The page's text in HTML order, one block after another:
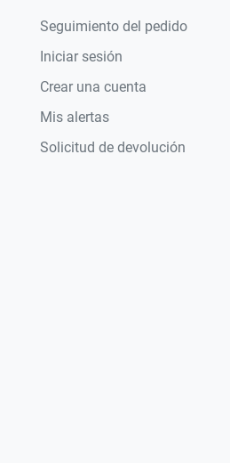
Seguimiento del pedido
Iniciar sesión
Crear una cuenta
Mis alertas
Solicitud de devolución